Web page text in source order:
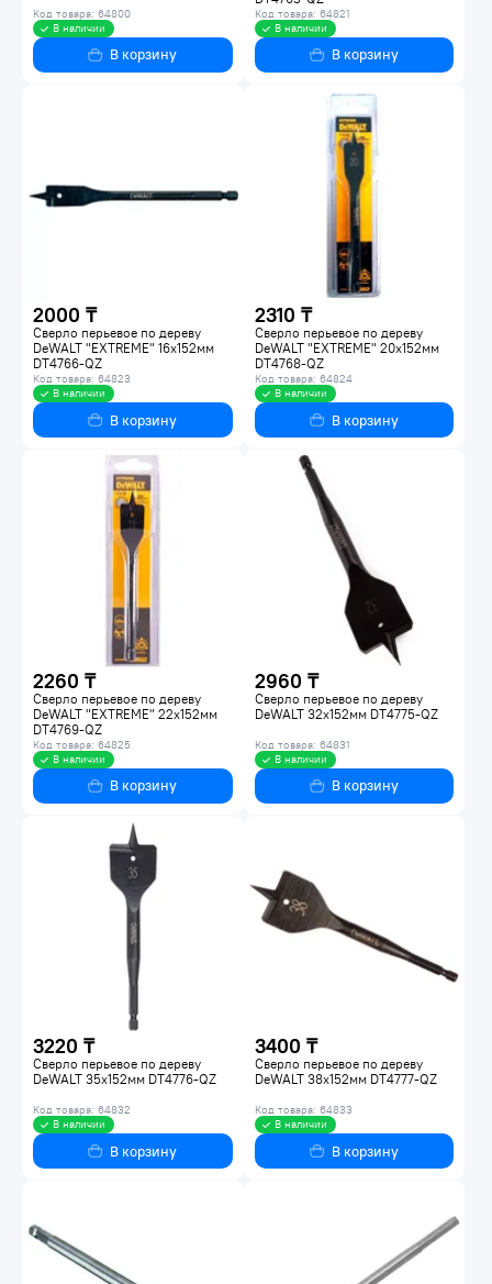
Код товара: 64800
В наличии
В корзину
Код товара: 64821
В наличии
В корзину
2000 ₸
Сверло перьевое по дереву
DeWALT "EXTREME" 16x152мм
DT4766-QZ
Код товара: 64823
В наличии
В корзину
2310 ₸
Сверло перьевое по дереву
DeWALT "EXTREME" 20x152мм
DT4768-QZ
Код товара: 64824
В наличии
В корзину
2260 ₸
Сверло перьевое по дереву
DeWALT "EXTREME" 22x152мм
DT4769-QZ
Код товара: 64825
В наличии
В корзину
2960 ₸
Сверло перьевое по дереву
DeWALT 32x152мм DT4775-QZ
Код товара: 64831
В наличии
В корзину
3220 ₸
Сверло перьевое по дереву
DeWALT 35x152мм DT4776-QZ
Код товара: 64832
В наличии
В корзину
3400 ₸
Сверло перьевое по дереву
DeWALT 38x152мм DT4777-QZ
Код товара: 64833
В наличии
В корзину